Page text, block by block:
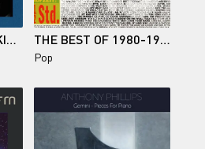
KATY PERRY / THINKING OF THE ONE THAT GOT AWAY THE BEST OF 1980-1990 VOL. II
Pop